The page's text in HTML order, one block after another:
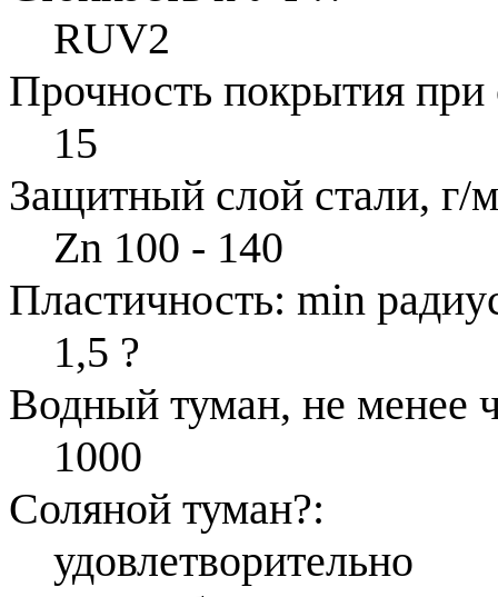
RUV2
Прочность покрытия
15
Защитный слой стали, г/
Zn 100 - 140
Пластичность: min
1,5 ?
Водный туман, не менее
1000
Соляной туман?:
удовлетворительно